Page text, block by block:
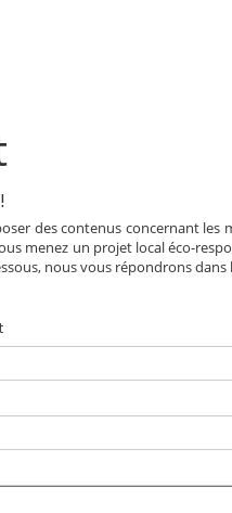
des contenus concernant
menez un projet local éco-
nous vous répondrons dans